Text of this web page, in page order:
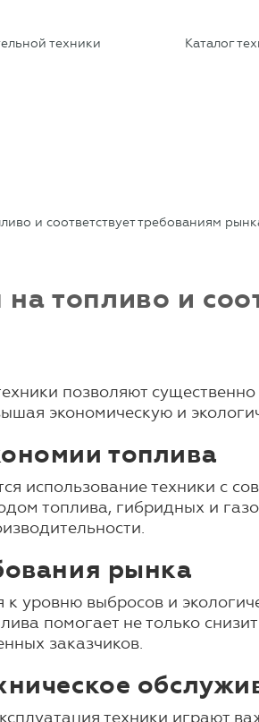
техники Каталог
и соответствует требованиям
топливо и
позволяют
экономическую и
топлива
использование техники с
топлива, гибридных и
рынка
уровню выбросов и
помогает не только
заказчиков.
техники играют